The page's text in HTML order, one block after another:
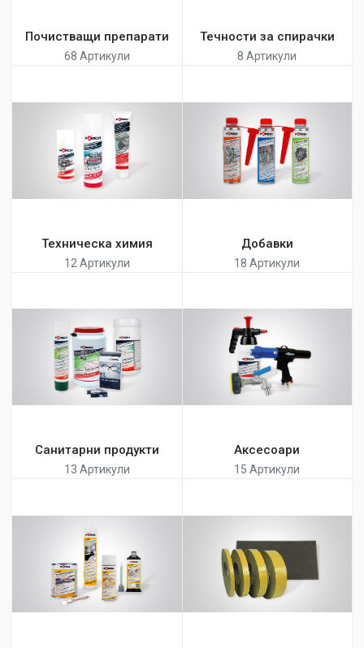
Почистващи препарати
68 Артикули
Течности за спирачки
8 Артикули
Техническа химия
12 Артикули
Добавки
18 Артикули
Санитарни продукти
13 Артикули
Аксесоари
15 Артикули